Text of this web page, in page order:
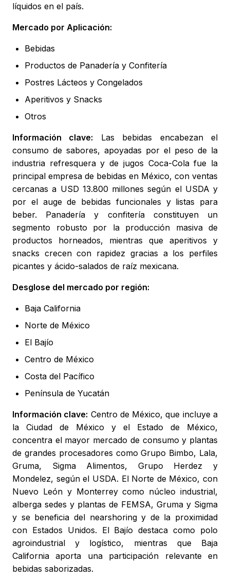
líquidos en el país.
Mercado por Aplicación:
Bebidas
Productos de Panadería y Confitería
Postres Lácteos y Congelados
Aperitivos y Snacks
Otros
Información clave: Las bebidas encabezan el
consumo de sabores, apoyadas por el peso de la
industria refresquera y de jugos Coca-Cola fue la
principal empresa de bebidas en México, con ventas
cercanas a USD 13.800 millones según el USDA y
por el auge de bebidas funcionales y listas para
beber. Panadería y confitería constituyen un
segmento robusto por la producción masiva de
productos horneados, mientras que aperitivos y
snacks crecen con rapidez gracias a los perfiles
picantes y ácido-salados de raíz mexicana.
Desglose del mercado por región:
Baja California
Norte de México
El Bajío
Centro de México
Costa del Pacífico
Península de Yucatán
Información clave: Centro de México, que incluye a
la Ciudad de México y el Estado de México,
concentra el mayor mercado de consumo y plantas
de grandes procesadores como Grupo Bimbo, Lala,
Gruma, Sigma Alimentos, Grupo Herdez y
Mondelez, según el USDA. El Norte de México, con
Nuevo León y Monterrey como núcleo industrial,
alberga sedes y plantas de FEMSA, Gruma y Sigma
y se beneficia del nearshoring y de la proximidad
con Estados Unidos. El Bajío destaca como polo
agroindustrial y logístico, mientras que Baja
California aporta una participación relevante en
bebidas saborizadas.